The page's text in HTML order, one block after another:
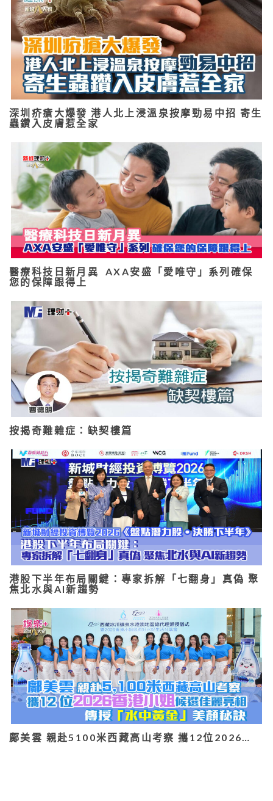
深圳疥瘡大爆發 港人北上浸溫泉按摩勁易中招 寄生
蟲鑽入皮膚惹全家
醫療科技日新月異 AXA安盛「愛唯守」系列確保
您的保障跟得上
按揭奇難雜症：缺契樓篇
港股下半年布局關鍵：專家拆解「七翻身」真偽 聚
焦北水與AI新趨勢
鄺美雲 親赴5100米西藏高山考察 攜12位2026…